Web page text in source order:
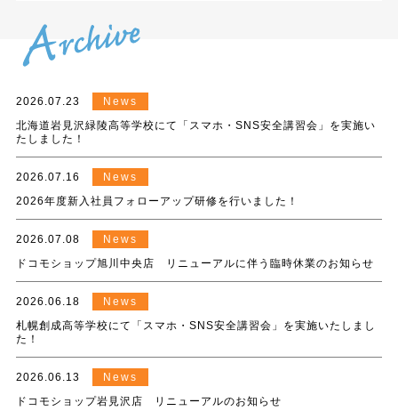
2026.07.23
News
北海道岩見沢緑陵高等学校にて「スマホ・SNS安全講習会」を実施い
たしました！
2026.07.16
News
2026年度新入社員フォローアップ研修を行いました！
2026.07.08
News
ドコモショップ旭川中央店 リニューアルに伴う臨時休業のお知らせ
2026.06.18
News
札幌創成高等学校にて「スマホ・SNS安全講習会」を実施いたしまし
た！
2026.06.13
News
ドコモショップ岩見沢店 リニューアルのお知らせ